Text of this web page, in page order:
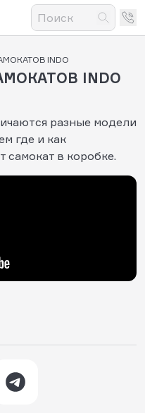
INDO
INDO
разные модели
где и как
самокат в коробке.